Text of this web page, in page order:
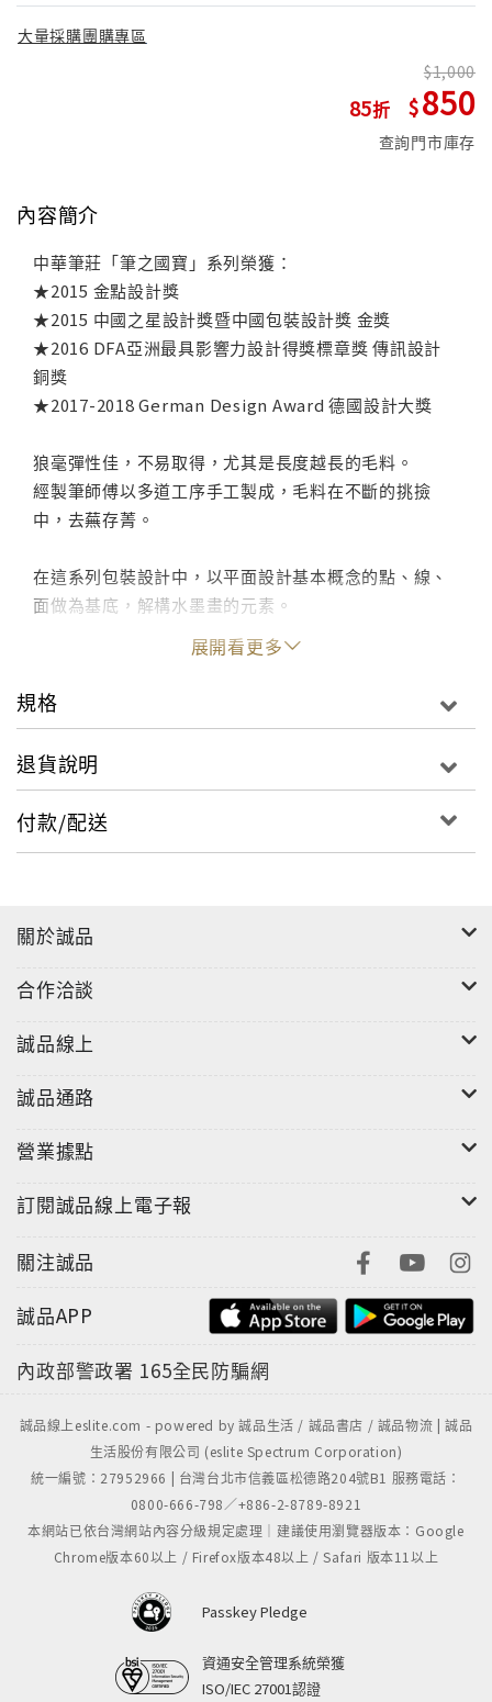
大量採購團購專區
85
1,000
850
查詢門市庫存
內容簡介
中華筆莊「筆之國寶」系列榮獲：
★2015 金點設計獎
★2015 中國之星設計獎暨中國包裝設計獎 金獎
★2016 DFA亞洲最具影響力設計得獎標章獎 傳訊設計
銅獎
★2017-2018 German Design Award 德國設計大獎
狼毫彈性佳，不易取得，尤其是長度越長的毛料。
經製筆師傅以多道工序手工製成，毛料在不斷的挑撿
中，去蕪存菁。
在這系列包裝設計中，以平面設計基本概念的點、線、
面做為基底，解構水墨畫的元素。
於水墨畫首重「筆法」與「墨法」，筆法表形、墨法表
以線勾勒形，點為皴法表現紋理，面為墨色濃淡虛實。
包裝工序紮實的毛筆，就如同筆與字畫間密不可分的關
展開看更多
規格
退貨說明
付款/配送
關於誠品
合作洽談
誠品線上
誠品通路
營業據點
訂閱誠品線上電子報
關注誠品
誠品APP
內政部警政署 165全民防騙網
誠品線上eslite.com - powered by 誠品生活 / 誠品書店 / 誠品物流 | 誠品
生活股份有限公司 (eslite Spectrum Corporation)
統一編號：27952966 | 台灣台北市信義區松德路204號B1 服務電話：
0800-666-798／+886-2-8789-8921
本網站已依台灣網站內容分級規定處理｜建議使用瀏覽器版本：Google
Chrome版本60以上 / Firefox版本48以上 / Safari 版本11以上
Passkey Pledge
資通安全管理系統榮獲
ISO/IEC 27001認證